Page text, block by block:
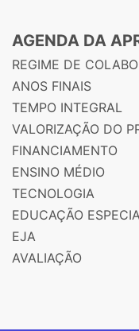
AGENDA DA
REGIME DE
ANOS FINAIS
TEMPO INTEGRAL
VALORIZAÇÃO DO
FINANCIAMENTO
ENSINO MÉDIO
TECNOLOGIA
EDUCAÇÃO
EJA
AVALIAÇÃO